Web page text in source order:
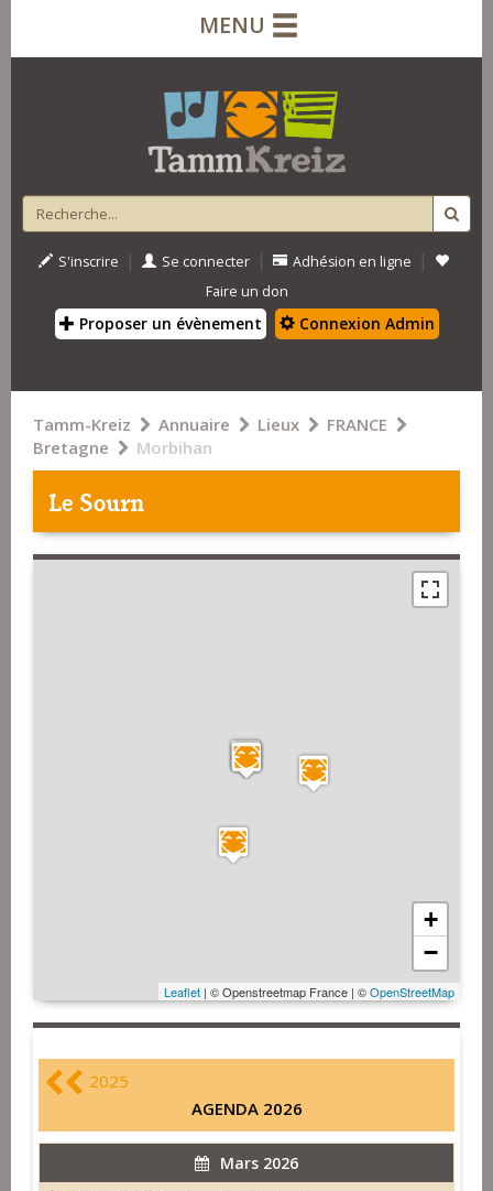
MENU
S'inscrire | Se connecter | Adhésion en ligne |
Faire un don
Proposer un évènement Connexion Admin
Tamm-Kreiz Annuaire Lieux
FRANCE
Bretagne
Morbihan
Le Sourn
+
−
Leaflet | © Openstreetmap France | ©OpenStreetMap
2025
AGENDA 2026
Mars 2026